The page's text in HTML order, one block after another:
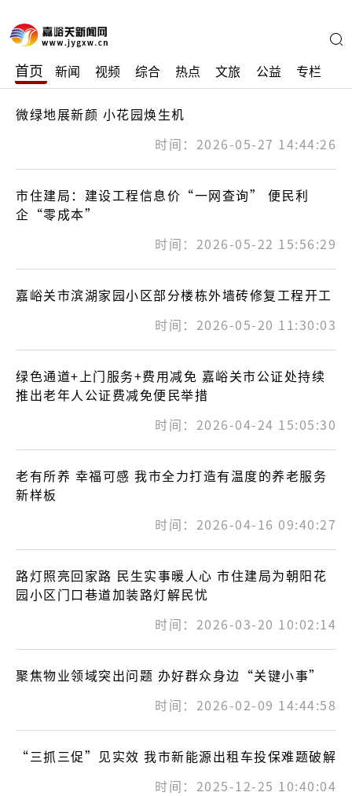
首页 新闻 视频 综合 热点 文旅 公益 专栏
微绿地展新颜 小花园焕生机
时间：2026-05-27 14:44:26
市住建局：建设工程信息价“一网查询” 便民利
企“零成本”
时间：2026-05-22 15:56:29
嘉峪关市滨湖家园小区部分楼栋外墙砖修复工程开工
时间：2026-05-20 11:30:03
绿色通道+上门服务+费用减免 嘉峪关市公证处持续
推出老年人公证费减免便民举措
时间：2026-04-24 15:05:30
老有所养 幸福可感 我市全力打造有温度的养老服务
新样板
时间：2026-04-16 09:40:27
路灯照亮回家路 民生实事暖人心 市住建局为朝阳花
园小区门口巷道加装路灯解民忧
时间：2026-03-20 10:02:14
聚焦物业领域突出问题 办好群众身边“关键小事”
时间：2026-02-09 14:44:58
“三抓三促”见实效 我市新能源出租车投保难题破解
时间：2025-12-25 10:40:04